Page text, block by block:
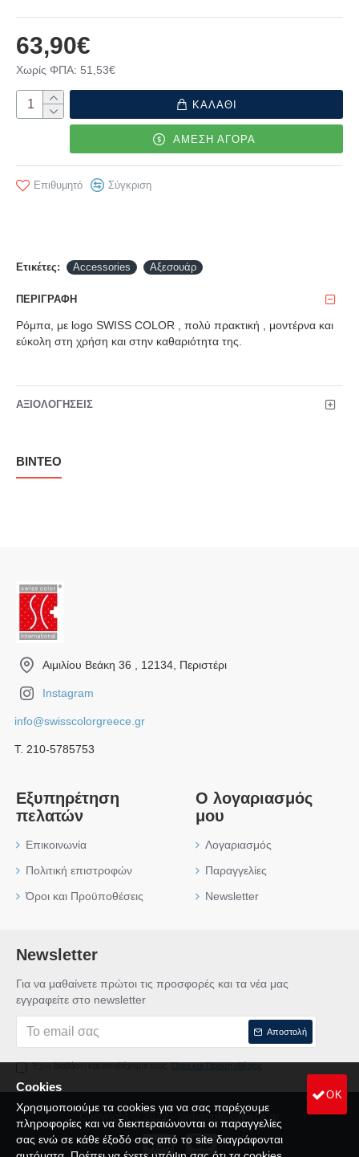
63,90€
Χωρίς ΦΠΑ: 51,53€
ΚΑΛΑΘΙ
ΑΜΕΣΗ ΑΓΟΡΑ
Επιθυμητό Σύγκριση
Ετικέτες: Accessories Αξεσουάρ
ΠΕΡΙΓΡΑΦΉ
Ρόμπα, με logo SWISS COLOR , πολύ πρακτική , μοντέρνα και
εύκολη στη χρήση και στην καθαριότητα της.
ΑΞΙΟΛΟΓΉΣΕΙΣ
ΒΊΝΤΕΟ
Αιμιλίου Βεάκη 36 , 12134, Περιστέρι
Instagram
info@swisscolorgreece.gr
Τ. 210-5785753
Εξυπηρέτηση
πελατών
Επικοινωνία
Πολιτική επιστροφών
Όροι και Προϋποθέσεις
Ο λογαριασμός
μου
Λογαριασμός
Παραγγελίες
Newsletter
Newsletter
Για να μαθαίνετε πρώτοι τις προσφορές και τα νέα μας
εγγραφείτε στο newsletter
Αποστολή
Έχω διαβάσει και αποδέχομαι τους Όροι και Προϋποθέσεις
Copyright © 2022 - swisscolorgreece.gr
OK
Cookies
Χρησιμοποιούμε τα cookies για να σας παρέχουμε
πληροφορίες και να διεκπεραιώνονται οι παραγγελίες
σας ενώ σε κάθε έξοδό σας από το site διαγράφονται